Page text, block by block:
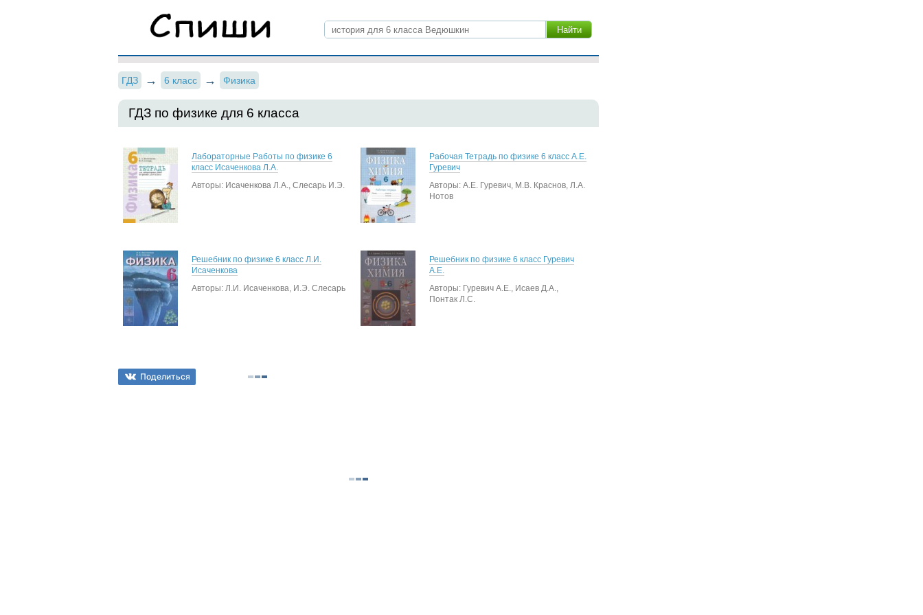
ГДЗ 6 класс Физика
ГДЗ по физике для 6 класса
Лабораторные Работы по физике 6
класс Исаченкова Л.А.
Авторы: Исаченкова Л.А., Слесарь И.Э.
Рабочая Тетрадь по физике 6 класс А.Е.
Гуревич
Авторы: А.Е. Гуревич, М.В. Краснов, Л.А.
Нотов
Решебник по физике 6 класс Л.И.
Исаченкова
Авторы: Л.И. Исаченкова, И.Э. Слесарь
Решебник по физике 6 класс Гуревич
А.Е.
Авторы: Гуревич А.Е., Исаев Д.А.,
Понтак Л.С.
Поделиться